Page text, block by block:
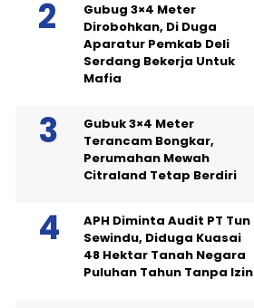
Gubug 3×4 Meter
Dirobohkan, Di Duga
Aparatur Pemkab Deli
Serdang Bekerja Untuk
Mafia
Gubuk 3×4 Meter
Terancam Bongkar,
Perumahan Mewah
Citraland Tetap Berdiri
APH Diminta Audit PT Tun
Sewindu, Diduga Kuasai
48 Hektar Tanah Negara
Puluhan Tahun Tanpa Izin